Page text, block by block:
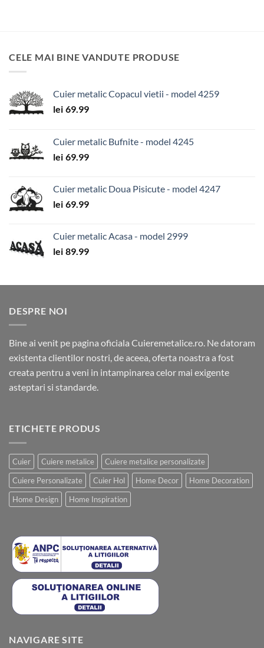
CELE MAI BINE VANDUTE PRODUSE
Cuier metalic Copacul vietii - model 4259
lei 69.99
Cuier metalic Bufnite - model 4245
lei 69.99
Cuier metalic Doua Pisicute - model 4247
lei 69.99
Cuier metalic Acasa - model 2999
lei 89.99
DESPRE NOI
Bine ai venit pe pagina oficiala Cuieremetalice.ro. Ne datoram
existenta clientilor nostri, de aceea, oferta noastra a fost
creata pentru a veni in intampinarea celor mai exigente
asteptari si standarde.
ETICHETE PRODUS
Cuier Cuiere metalice
Cuiere metalice personalizate
Cuiere Personalizate
Cuier Hol Home Decor
Home Decoration
Home Design
Home Inspiration
NAVIGARE SITE